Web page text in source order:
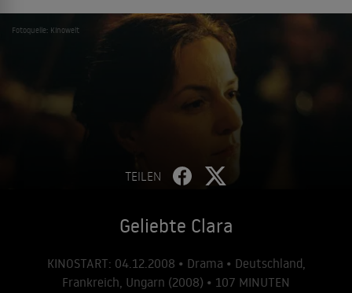
Fotoquelle: Kinowelt
TEILEN
Geliebte Clara
KINOSTART: 04.12.2008 • Drama • Deutschland,
Frankreich, Ungarn (2008) • 107 MINUTEN